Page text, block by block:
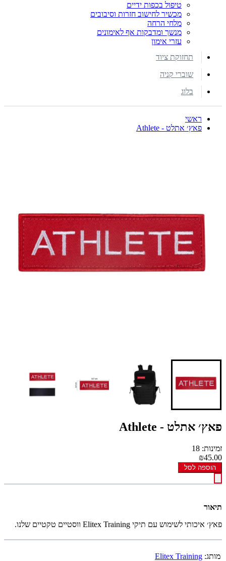
טיפול בכפות ידיים
מכשיר לחישוב חזרות וסיבובים
מלחי הרחה
מנשך ומדבקות אף לאימונים
עזרי אימון
תחזוקת ציוד
שוברי קניה
בלוג
ראשי
פאץ׳ אתלט - Athlete
פאץ׳ אתלט - Athlete
זמינות: 18
₪45.00
הוספה לסל
תיאור
פאץ׳ איכותי לשימוש עם תיקי Elitex Training ווסטיים טקטיים שלנו.
מותג: Elitex Training